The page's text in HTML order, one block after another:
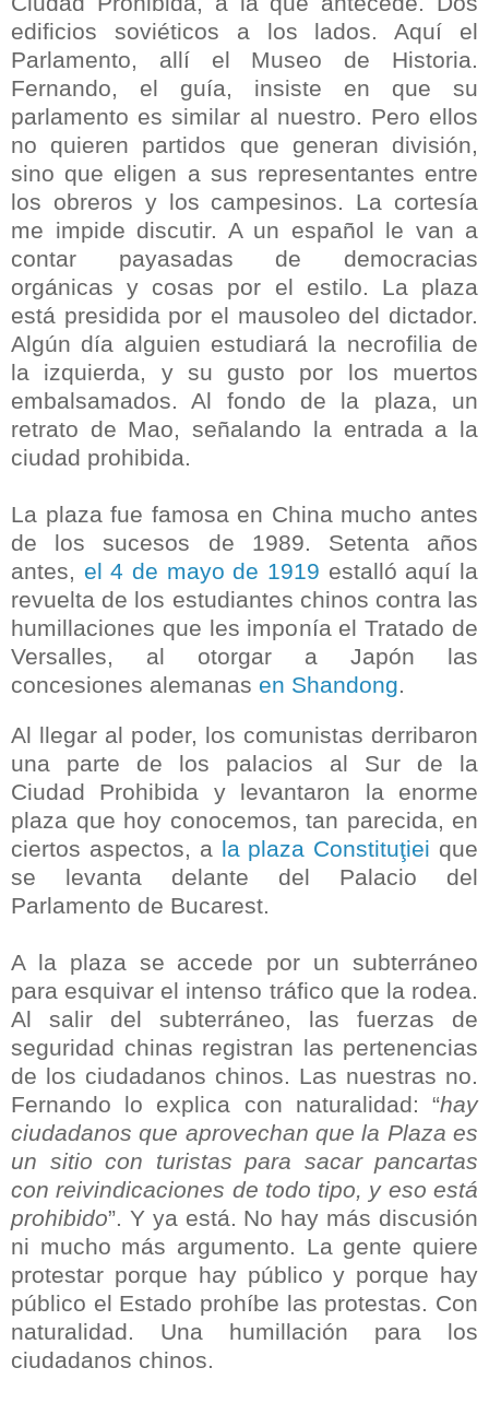
edificios soviéticos a los lados. Aquí el
Parlamento, allí el Museo de Historia.
Fernando, el guía, insiste en que su
parlamento es similar al nuestro. Pero ellos
no quieren partidos que generan división,
sino que eligen a sus representantes entre
los obreros y los campesinos. La cortesía
me impide discutir. A un español le van a
contar payasadas de democracias
orgánicas y cosas por el estilo. La plaza
está presidida por el mausoleo del dictador.
Algún día alguien estudiará la necrofilia de
la izquierda, y su gusto por los muertos
embalsamados. Al fondo de la plaza, un
retrato de Mao, señalando la entrada a la
ciudad prohibida.
La plaza fue famosa en China mucho antes
de los sucesos de 1989. Setenta años
antes, el 4 de mayo de 1919 estalló aquí la
revuelta de los estudiantes chinos contra las
humillaciones que les imponía el Tratado de
Versalles, al otorgar a Japón las
concesiones alemanas en Shandong.
Al llegar al poder, los comunistas derribaron
una parte de los palacios al Sur de la
Ciudad Prohibida y levantaron la enorme
plaza que hoy conocemos, tan parecida, en
ciertos aspectos, a la plaza Constituţiei que
se levanta delante del Palacio del
Parlamento de Bucarest.
A la plaza se accede por un subterráneo
para esquivar el intenso tráfico que la rodea.
Al salir del subterráneo, las fuerzas de
seguridad chinas registran las pertenencias
de los ciudadanos chinos. Las nuestras no.
Fernando lo explica con naturalidad: “hay
ciudadanos que aprovechan que la Plaza es
un sitio con turistas para sacar pancartas
con reivindicaciones de todo tipo, y eso está
prohibido”. Y ya está. No hay más discusión
ni mucho más argumento. La gente quiere
protestar porque hay público y porque hay
público el Estado prohíbe las protestas. Con
naturalidad. Una humillación para los
ciudadanos chinos.